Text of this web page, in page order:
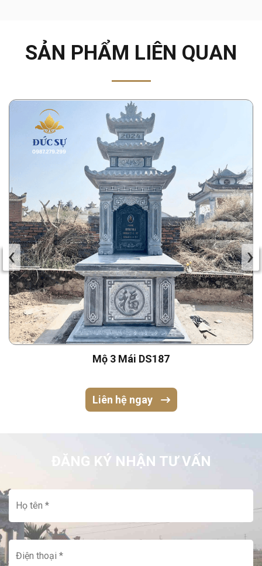
SẢN PHẨM LIÊN QUAN
Mộ 3 Mái DS187
Liên hệ ngay
‹ ›
ĐĂNG KÝ NHẬN TƯ VẤN